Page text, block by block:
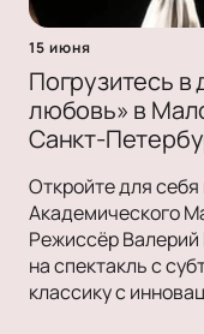
15 июня
Погрузитесь в
любовь» в
Санкт-
Откройте для
Академического
Режиссёр Валерий
на спектакль с
классику с